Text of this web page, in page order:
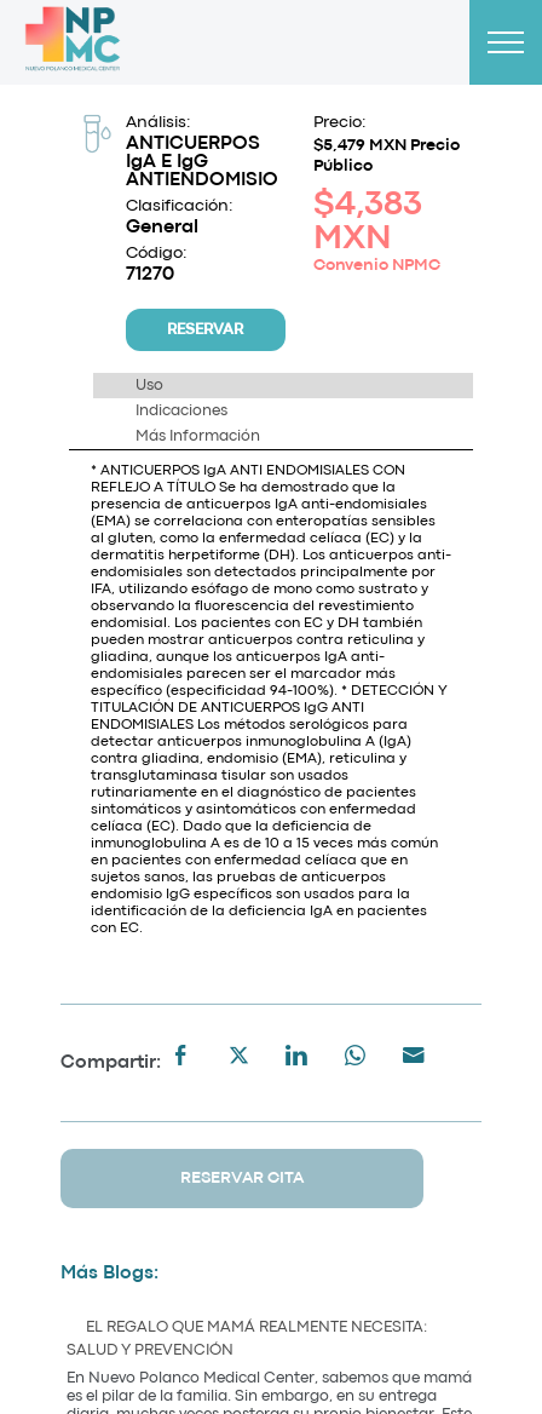
Análisis:
ANTICUERPOS
IgA E IgG
ANTIENDOMISIO
Clasificación:
General
Código:
71270
RESERVAR
Precio:
$5,479 MXN Precio
Público
$4,383
MXN
Convenio NPMC
Uso
Indicaciones
Más Información
* ANTICUERPOS IgA ANTI ENDOMISIALES CON
REFLEJO A TÍTULO Se ha demostrado que la
presencia de anticuerpos IgA anti-endomisiales
(EMA) se correlaciona con enteropatías sensibles
al gluten, como la enfermedad celíaca (EC) y la
dermatitis herpetiforme (DH). Los anticuerpos anti-
endomisiales son detectados principalmente por
IFA, utilizando esófago de mono como sustrato y
observando la fluorescencia del revestimiento
endomisial. Los pacientes con EC y DH también
pueden mostrar anticuerpos contra reticulina y
gliadina, aunque los anticuerpos IgA anti-
endomisiales parecen ser el marcador más
específico (especificidad 94-100%). * DETECCIÓN Y
TITULACIÓN DE ANTICUERPOS IgG ANTI
ENDOMISIALES Los métodos serológicos para
detectar anticuerpos inmunoglobulina A (IgA)
contra gliadina, endomisio (EMA), reticulina y
transglutaminasa tisular son usados
rutinariamente en el diagnóstico de pacientes
sintomáticos y asintomáticos con enfermedad
celíaca (EC). Dado que la deficiencia de
inmunoglobulina A es de 10 a 15 veces más común
en pacientes con enfermedad celíaca que en
sujetos sanos, las pruebas de anticuerpos
endomisio IgG específicos son usados para la
identificación de la deficiencia IgA en pacientes
con EC.
Compartir:
RESERVAR CITA
Más Blogs:
EL REGALO QUE MAMÁ REALMENTE NECESITA:
SALUD Y PREVENCIÓN
En Nuevo Polanco Medical Center, sabemos que mamá
es el pilar de la familia. Sin embargo, en su entrega